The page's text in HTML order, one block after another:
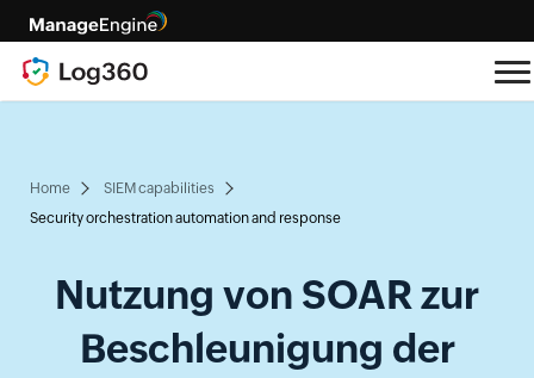
Home
SIEM capabilities
Security orchestration automation and response
Nutzung von SOAR zur
Beschleunigung der